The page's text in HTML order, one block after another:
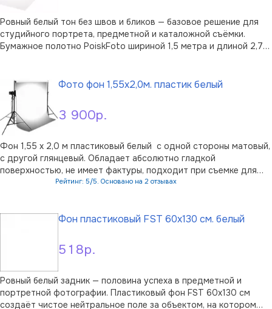
Ровный белый тон без швов и бликов — базовое решение для
студийного портрета, предметной и каталожной съёмки.
Бумажное полотно PoiskFoto шириной 1,5 метра и длиной 2,7
key. В отличие от т …
3 900р.
Фото фон 1,55х2,0м. пластик белый
Фон 1,55 х 2,0 м пластиковый белый с одной стороны матовый,
с другой глянцевый. Обладает абсолютно гладкой
поверхностью, не имеет фактуры, подходит при съемке для
каталогов и интернет-сайтов, фото на документы, предметной
Рейтинг: 5/5. Основано на 2 отзывах
518р.
Фон пластиковый FST 60x130 см. белый
Ровный белый задник — половина успеха в предметной и
портретной фотографии. Пластиковый фон FST 60x130 см
создаёт чистое нейтральное поле за объектом, на котором